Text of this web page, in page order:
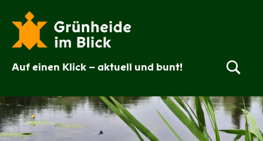
Inhalt
springen
Grünheide
im
Blick
Auf einen Klick – aktuell und bunt!